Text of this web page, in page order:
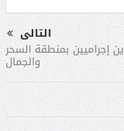
التالى
إجراميين بمنطقة السحر
والجمال